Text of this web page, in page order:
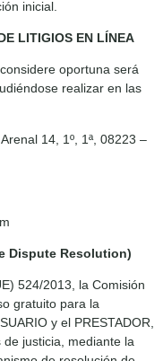
inicial.
LITIGIOS EN LÍNEA
oportuna será
realizar en las
14, 1º, 1ª, 08223 –
Dispute Resolution)
524/2013, la Comisión
gratuito para la
y el PRESTADOR,
justicia, mediante la